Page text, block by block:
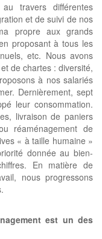
travers différentes
et de suivi de nos
propre aux grands
proposant à tous les
etc. Nous avons
de chartes : diversité,
à nos salariés
Dernièrement, sept
leur consommation.
livraison de paniers
réaménagement de
« à taille humaine »
donnée au bien-
En matière de
nous progressons
est un des